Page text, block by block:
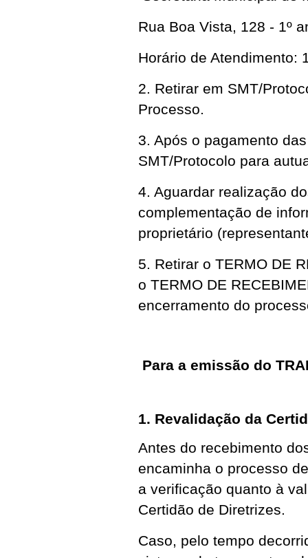
Rua Boa Vista, 128 - 1º
Horário de Atendimento:
2. Retirar em SMT/
Processo.
3. Após o pagamento
SMT/Protocolo para
4. Aguardar realização
complementação de
proprietário
5. Retirar o TERMO DE
o TERMO DE
encerramento do
Para a emissão do
1. Revalidação da
Antes do recebimento
encaminha o processo
a verificação quanto à
Certidão de Diretrizes.
Caso, pelo tempo